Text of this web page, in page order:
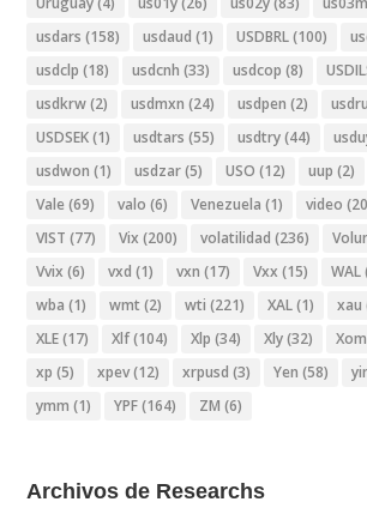
usdars (158) usdaud (1) USDBRL(100)
usdclp (18) usdcnh (33) usdcop (8)
usdkrw(2) usdmxn (24) usdpen (2)
USDSEK(1) usdtars (55) usdtry(44)
usdwon (1) usdzar(5) USO (12) uup (2)
Vale (69) valo (6) Venezuela (1) video
VIST (77) Vix (200) volatilidad (236)
Vvix (6) vxd (1) vxn (17) Vxx (15) WAL
wba (1) wmt (2) wti (221) XAL(1) xau
XLE(17) Xlf(104) Xlp (34) Xly(32) Xom
xp (5) xpev(12) xrpusd (3) Yen (58)
ymm (1) YPF(164) ZM (6)
Archivos de Researchs